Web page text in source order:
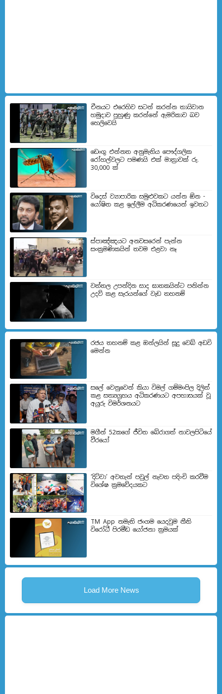
චීනයට එරෙහිව සටන් කරන්න තායිවාන
හමුදාව පුහුණු කරන්නේ ඇමරිකාව බව
හෙලිවෙයි
ඩෙංගු එන්නත අනුමැතිය පෞද්ගලික
රෝහල්වලට පමණයි එක් මාත්‍රාවක් රු.
30,000 ක්
විදෙස් ව්‍යාපාරික සමුළුවකට යන්න ඕන -
යෝෂිත කළ ඉල්ලීම අධිකරණයෙන් ඉවතට
ස්පාඤ්ඤයට අනවසරෙන් පැන්න
සංක්‍රමණිකයින් තවම එළවා නෑ
වත්තල උපන්දින සාද ඝාතකයින්ට පනින්න
උදව් කළ සැරයන්ගේ වැඩ තහනම්
රජය තහනම් කළ ඔන්ලයින් සූදු වෙබ් අඩවි
මෙන්න
සලේ වෙනුවෙන් කියා විමල් ගම්මංපිල දිලිත්
කළ සත්‍යග්‍රහය අධිකරණයට අපහාසයක් වූ
අයුරු විමර්ශනයට
මගීන් 52කගේ ජීවිත බේරා­ගත් නාව­ල­පි­ටියේ
වීරයෝ
‘දිට්වා’ අවතැන් පවුල් නැවත පදිංචි කරවීම
විශේෂ ක්‍රමවේදයකට
TM App නමැති ජංගම යෙදවුම නීති
විරෝධී පිරමීඩ යෝජනා ක්‍රමයක්
Load More News